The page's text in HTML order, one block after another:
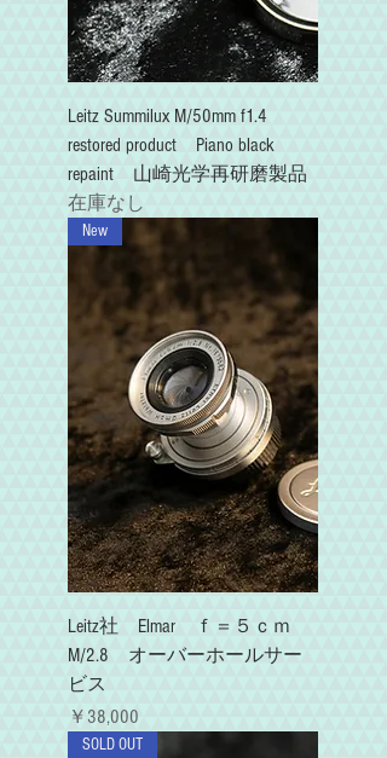
Leitz Summilux M/50mm f1.4
restored product Piano black
repaint 山崎光学再研磨製品
在庫なし
New
Leitz社 Elmar ｆ＝５ｃｍ
M/2.8 オーバーホールサー
ビス
価格
￥38,000
SOLD OUT